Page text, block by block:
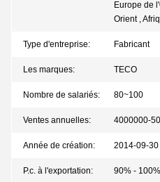
Europe de
Orient ,
Type d'entreprise: Fabricant
Les marques: TECO
Nombre de salariés: 80~100
Ventes annuelles: 4000000-
Année de création: 2014-09-30
P.c. à l'exportation: 90% - 100%